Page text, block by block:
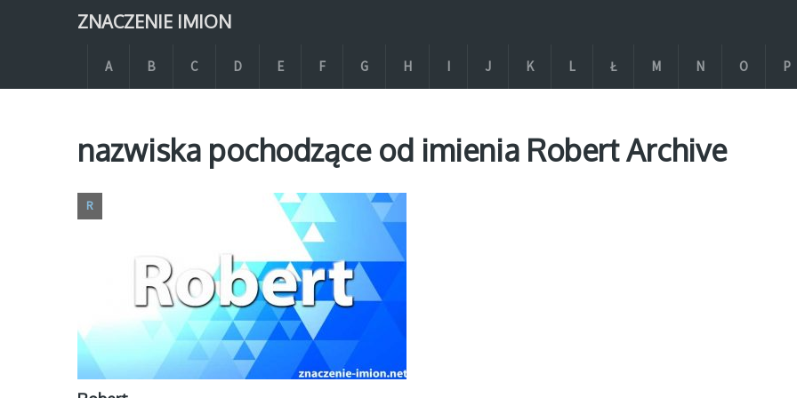
ZNACZENIE IMION
A B C D E F G H I J K L Ł M N O P
nazwiska pochodzące od imienia Robert Archive
R